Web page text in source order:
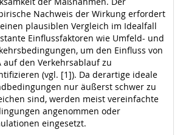
Nachweis der Wirkung erfordert
plausiblen Vergleich im Idealfall
Einflussfaktoren wie Umfeld- und
um den Einfluss von
auf den Verkehrsablauf zu
(vgl. [1]). Da derartige ideale
nur äußerst schwer zu
sind, werden meist vereinfachte
angenommen oder
eingesetzt.